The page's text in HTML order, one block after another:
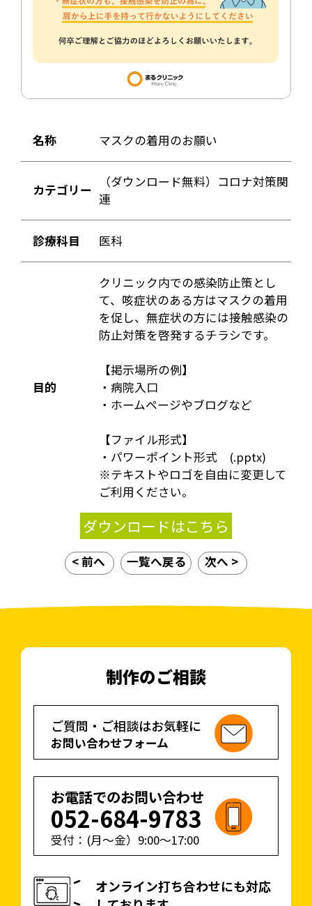
名称 マスクの着用のお願い
カテゴリー
（ダウンロード無料）コロナ対策関
連
診療科目 医科
目的
クリニック内での感染防止策とし
て、咳症状のある方はマスクの着用
を促し、無症状の方には接触感染の
防止対策を啓発するチラシです。
【掲示場所の例】
・病院入口
・ホームページやブログなど
【ファイル形式】
・パワーポイント形式 (.pptx)
※テキストやロゴを自由に変更して
ご利用ください。
ダウンロードはこちら
< 前へ 一覧へ戻る 次へ >
制作のご相談
ご質問・ご相談はお気軽に
お問い合わせフォーム
お電話でのお問い合わせ
052-684-9783
受付：(月〜金） 9:00〜17:00
オンライン打ち合わせにも対応